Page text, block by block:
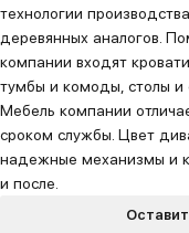
технологии
деревянных аналогов.
компании входят
тумбы и комоды, столы и
Мебель компании
сроком службы. Цвет
надежные механизмы и
и после.